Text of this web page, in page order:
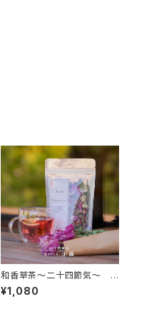
和香草茶～二十四節気～
小満
¥1,080